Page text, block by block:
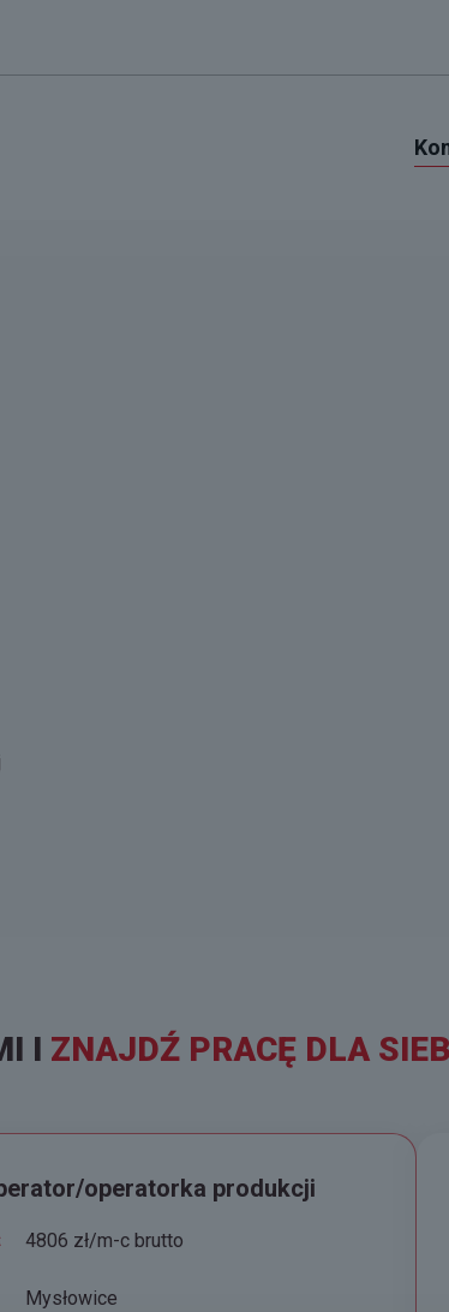
I ZNAJDŹ PRACĘ DLA
operatorka produkcji
4806 zł/m-c brutto
Mysłowice